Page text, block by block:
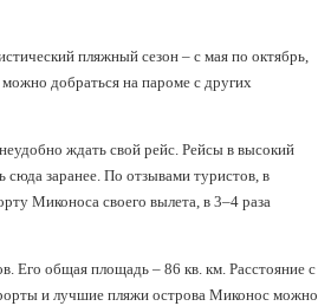
пляжный сезон – с мая по октябрь,
добраться на пароме с других
ждать свой рейс. Рейсы в высокий
заранее. По отзывами туристов, в
Миконоса своего вылета, в 3–4 раза
Его общая площадь – 86 кв. км. Расстояние с
и лучшие пляжи острова Миконос можно